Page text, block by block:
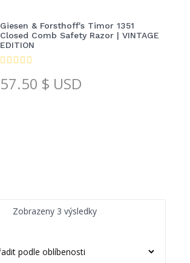
Giesen & Forsthoff's Timor 1351
Closed Comb Safety Razor | VINTAGE
EDITION
57.50 $ USD
Zobrazeny 3 výsledkySeřazeno